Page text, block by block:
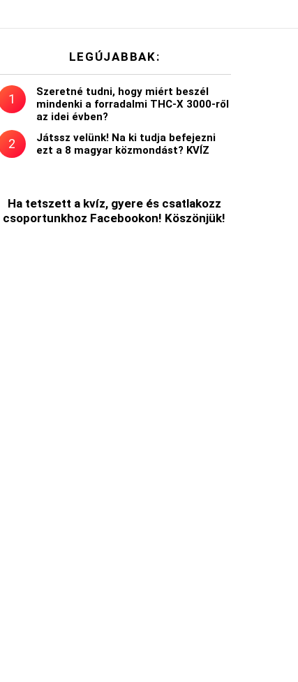
LEGÚJABBAK:
Szeretné tudni, hogy miért beszél
mindenki a forradalmi THC-X 3000-ről
az idei évben?
Játssz velünk! Na ki tudja befejezni
ezt a 8 magyar közmondást? KVÍZ
Ha tetszett a kvíz, gyere és csatlakozz
csoportunkhoz Facebookon! Köszönjük!